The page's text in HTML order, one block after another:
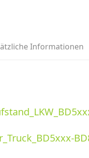
Informationen